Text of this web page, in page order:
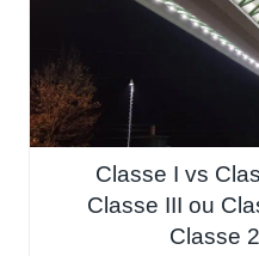
Classe I vs
Classe III ou
Classe 2